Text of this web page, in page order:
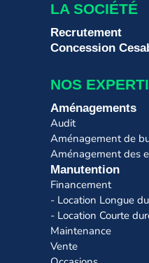
LA SOCIÉTÉ
Recrutement
Concession
NOS
Aménagements
Audit
Aménagement de
Aménagement des
Manutention
Financement
- Location Longue
- Location Courte
Maintenance
Vente